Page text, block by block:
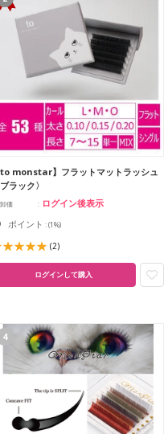
to monstar】フラットマットラッシュ
ブラック〉
価 ログイン後表示
ポイント :(1%)
(2)
ログインして購入
4